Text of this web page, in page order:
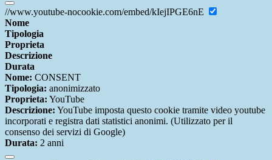
//www.youtube-nocookie.com/embed/kIejIPGE6nE
Nome
Tipologia
Proprieta
Descrizione
Durata
Nome: CONSENT
Tipologia: anonimizzato
Proprieta: YouTube
Descrizione: YouTube imposta questo cookie tramite video youtube
incorporati e registra dati statistici anonimi. (Utilizzato per il
consenso dei servizi di Google)
Durata: 2 anni